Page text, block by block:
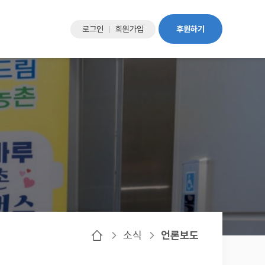
로그인 회원가입 후원하기
소식 언론보도